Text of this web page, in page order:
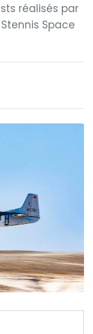
réalisés par
Space